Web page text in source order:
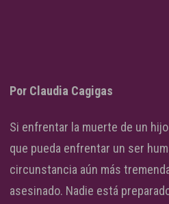
Por Claudia Cagigas
Si enfrentar la muerte de un
que pueda enfrentar un ser
circunstancia aún más
asesinado. Nadie está